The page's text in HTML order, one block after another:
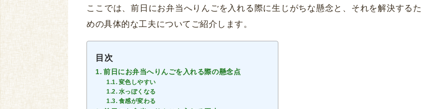
ここでは、前日にお弁当へりんごを入れる際に生じがちな懸念と、それを解決するた
めの具体的な工夫についてご紹介します。
目次
前日にお弁当へりんごを入れる際の懸念点
変色しやすい
水っぽくなる
食感が変わる